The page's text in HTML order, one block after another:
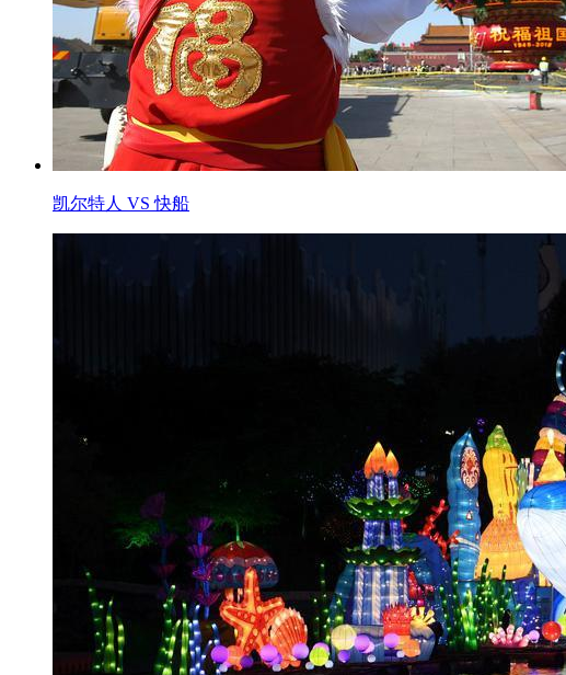
凯尔特人 VS 快船